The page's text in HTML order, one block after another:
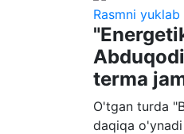
Rasmni
terma
O'tgan turda
daqiqa